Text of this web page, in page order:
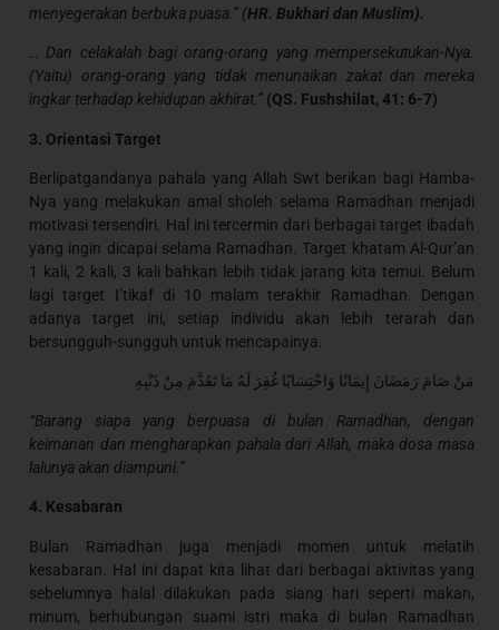
menyegerakan berbuka puasa.” (HR. Bukhari dan Muslim).
… Dan celakalah bagi orang-orang yang mempersekutukan-Nya.
(Yaitu) orang-orang yang tidak menunaikan zakat dan mereka
ingkar terhadap kehidupan akhirat.” (QS. Fushshilat, 41: 6-7)
3. Orientasi Target
Berlipatgandanya pahala yang Allah Swt berikan bagi Hamba-
Nya yang melakukan amal sholeh selama Ramadhan menjadi
motivasi tersendiri. Hal ini tercermin dari berbagai target ibadah
yang ingin dicapai selama Ramadhan. Target khatam Al-Qur’an
1 kali, 2 kali, 3 kali bahkan lebih tidak jarang kita temui. Belum
lagi target I’tikaf di 10 malam terakhir Ramadhan. Dengan
adanya target ini, setiap individu akan lebih terarah dan
bersungguh-sungguh untuk mencapainya.
مَنْ صَامَ رَمَضَانَ إِيمَانًا وَاحْتِسَابًا غُفِرَ لَهُ مَا تَقَدَّمَ مِنْ ذَنْبِهِ
“Barang siapa yang berpuasa di bulan Ramadhan, dengan
keimanan dan mengharapkan pahala dari Allah, maka dosa masa
lalunya akan diampuni.”
4. Kesabaran
Bulan Ramadhan juga menjadi momen untuk melatih
kesabaran. Hal ini dapat kita lihat dari berbagai aktivitas yang
sebelumnya halal dilakukan pada siang hari seperti makan,
minum, berhubungan suami istri maka di bulan Ramadhan